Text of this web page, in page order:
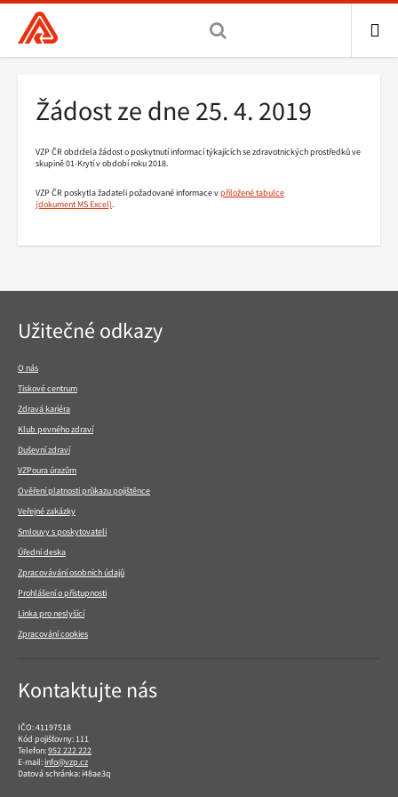
Všeobecná
zdravotní
hlavní
Drobečková
navigace
Žádost ze dne 25. 4. 2019
VZP ČR obdržela žádost o poskytnutí informací týkajících se zdravotnických prostředků ve
skupině 01-Krytí v období roku 2018.
VZP ČR poskytla žadateli požadované informace vpřiložené tabulce
.
Navigace
v
Užitečné odkazy
O nás
Tiskové centrum
Zdravá kariéra
Klub pevného zdraví
Duševní zdraví
VZPoura úrazům
Ověření platnosti průkazu pojištěnce
Veřejné zakázky
Smlouvy s poskytovateli
Úřední deska
Zpracovávání osobních údajů
Prohlášení o přístupnosti
Linka pro neslyšící
Zpracování cookies
Kontaktujte nás
IČO: 41197518
Kód pojišťovny: 111
Telefon:952 222 222
E-mail:info@vzp.cz
Datová schránka: i48ae3q